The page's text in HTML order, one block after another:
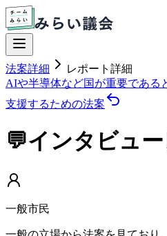
法案詳細
レポート詳細
AIや半導体など国が重要である
支援するための法案
💬インタビュ
一般市民